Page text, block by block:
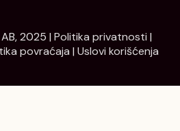
2025 | Politika privatnosti |
povraćaja | Uslovi korišćenja